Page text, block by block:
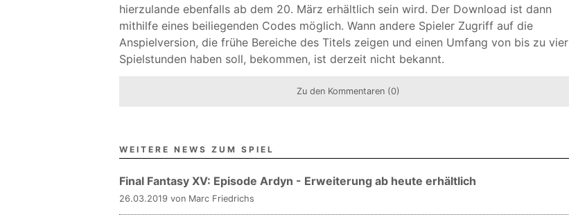
hierzulande ebenfalls ab dem 20. März erhältlich sein wird. Der Download ist dann
mithilfe eines beiliegenden Codes möglich. Wann andere Spieler Zugriff auf die
Anspielversion, die frühe Bereiche des Titels zeigen und einen Umfang von bis zu vier
Spielstunden haben soll, bekommen, ist derzeit nicht bekannt.
Zu den Kommentaren (0)
WEITERE NEWS ZUM SPIEL
Final Fantasy XV: Episode Ardyn - Erweiterung ab heute erhältlich
26.03.2019 von Marc Friedrichs